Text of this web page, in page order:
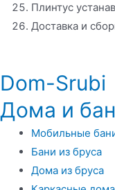
Плинтус
Доставка и
Dom-Srubi
Дома и
Мобильные
Бани из бруса
Дома из бруса